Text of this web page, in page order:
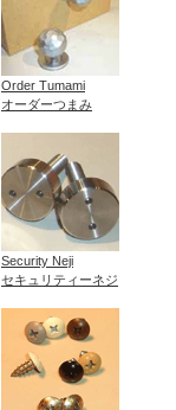
Order Tumami
オーダーつまみ
Security Neji
セキュリティーネジ